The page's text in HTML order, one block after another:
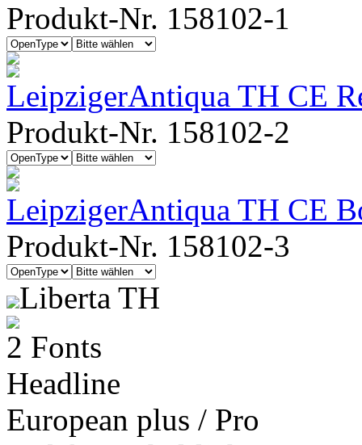
Produkt-Nr. 158102-1
LeipzigerAntiqua TH CE
Produkt-Nr. 158102-2
LeipzigerAntiqua TH CE
Produkt-Nr. 158102-3
Liberta TH
2 Fonts
Headline
European plus / Pro